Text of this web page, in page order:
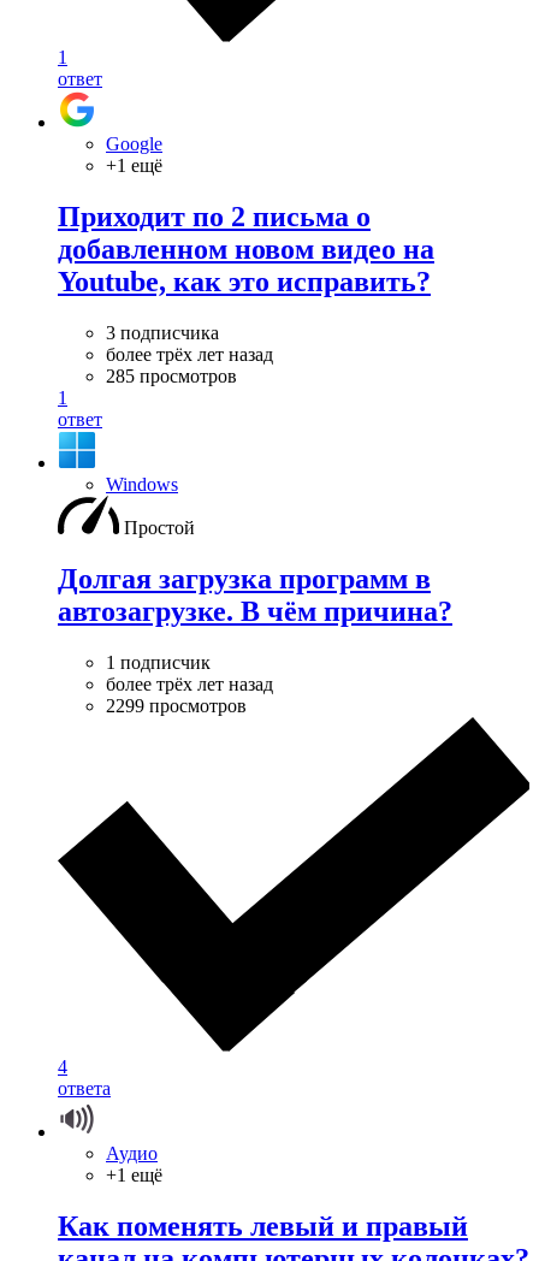
1
ответ
Google
+1 ещё
Приходит по 2 письма о
добавленном новом видео на
Youtube, как это исправить?
3 подписчика
более трёх лет назад
285 просмотров
1
ответ
Windows
Простой
Долгая загрузка программ в
автозагрузке. В чём причина?
1 подписчик
более трёх лет назад
2299 просмотров
4
ответа
Аудио
+1 ещё
Как поменять левый и правый